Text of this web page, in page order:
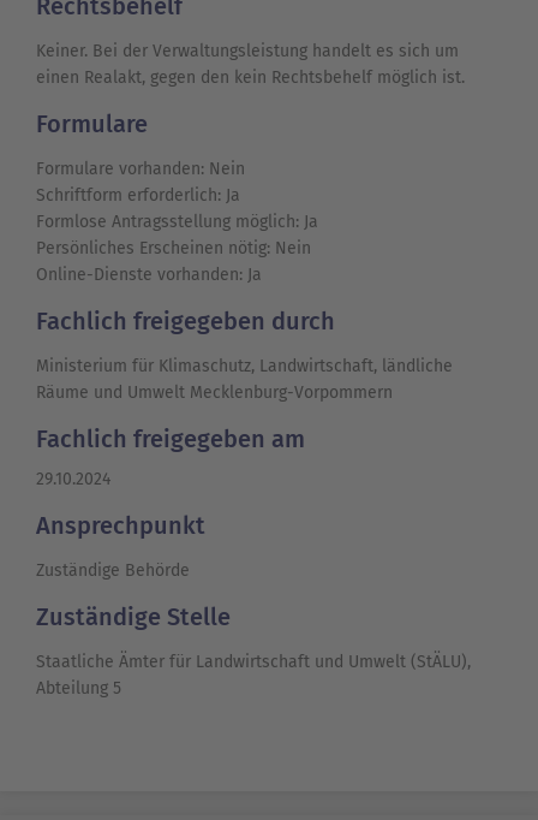
Rechtsbehelf
Keiner. Bei der Verwaltungsleistung handelt es sich um
einen Realakt, gegen den kein Rechtsbehelf möglich ist.
Formulare
Formulare vorhanden: Nein
Schriftform erforderlich: Ja
Formlose Antragsstellung möglich: Ja
Persönliches Erscheinen nötig: Nein
Online-Dienste vorhanden: Ja
Fachlich freigegeben durch
Ministerium für Klimaschutz, Landwirtschaft, ländliche
Räume und Umwelt Mecklenburg-Vorpommern
Fachlich freigegeben am
29.10.2024
Ansprechpunkt
Zuständige Behörde
Zuständige Stelle
Staatliche Ämter für Landwirtschaft und Umwelt (StÄLU),
Abteilung 5